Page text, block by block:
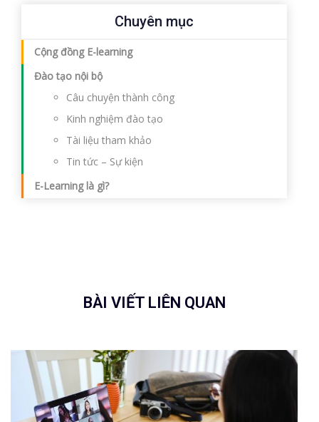
Chuyên mục
Cộng đồng E-learning
Đào tạo nội bộ
Câu chuyện thành công
Kinh nghiệm đào tạo
Tài liệu tham khảo
Tin tức – Sự kiện
E-Learning là gì?
BÀI VIẾT LIÊN QUAN